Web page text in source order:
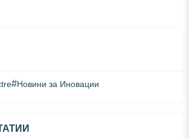
#Новини за Иновации